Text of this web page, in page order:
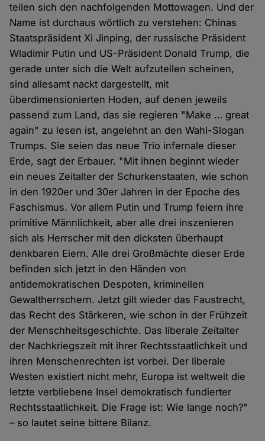
teilen sich den nachfolgenden Mottowagen. Und der
Name ist durchaus wörtlich zu verstehen: Chinas
Staatspräsident Xi Jinping, der russische Präsident
Wladimir Putin und US-Präsident Donald Trump, die
gerade unter sich die Welt aufzuteilen scheinen,
sind allesamt nackt dargestellt, mit
überdimensionierten Hoden, auf denen jeweils
passend zum Land, das sie regieren "Make … great
again" zu lesen ist, angelehnt an den Wahl-Slogan
Trumps. Sie seien das neue Trio infernale dieser
Erde, sagt der Erbauer. "Mit ihnen beginnt wieder
ein neues Zeitalter der Schurkenstaaten, wie schon
in den 1920er und 30er Jahren in der Epoche des
Faschismus. Vor allem Putin und Trump feiern ihre
primitive Männlichkeit, aber alle drei inszenieren
sich als Herrscher mit den dicksten überhaupt
denkbaren Eiern. Alle drei Großmächte dieser Erde
befinden sich jetzt in den Händen von
antidemokratischen Despoten, kriminellen
Gewaltherrschern. Jetzt gilt wieder das Faustrecht,
das Recht des Stärkeren, wie schon in der Frühzeit
der Menschheitsgeschichte. Das liberale Zeitalter
der Nachkriegszeit mit ihrer Rechtsstaatlichkeit und
ihren Menschenrechten ist vorbei. Der liberale
Westen existiert nicht mehr, Europa ist weltweit die
letzte verbliebene Insel demokratisch fundierter
Rechtsstaatlichkeit. Die Frage ist: Wie lange noch?"
– so lautet seine bittere Bilanz.